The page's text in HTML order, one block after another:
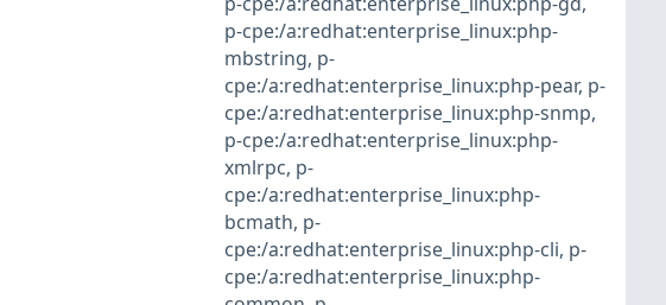
p-cpe:/a:redhat:enterprise_linux:php-
mbstring, p-
cpe:/a:redhat:enterprise_linux:php-pear, p-
cpe:/a:redhat:enterprise_linux:php-snmp,
p-cpe:/a:redhat:enterprise_linux:php-
xmlrpc, p-
cpe:/a:redhat:enterprise_linux:php-
bcmath, p-
cpe:/a:redhat:enterprise_linux:php-cli, p-
cpe:/a:redhat:enterprise_linux:php-